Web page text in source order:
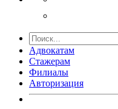
Адвокатам
Стажерам
Филиалы
Авторизация